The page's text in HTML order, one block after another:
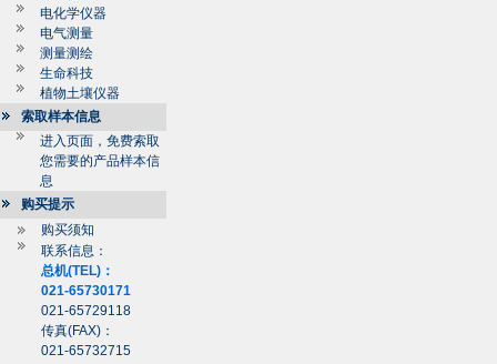
电化学仪器
电气测量
测量测绘
生命科技
植物土壤仪器
索取样本信息
进入页面，免费索取
您需要的产品样本信
息
购买提示
购买须知
联系信息：
总机(TEL)：
021-65730171
021-65729118
传真(FAX)：
021-65732715